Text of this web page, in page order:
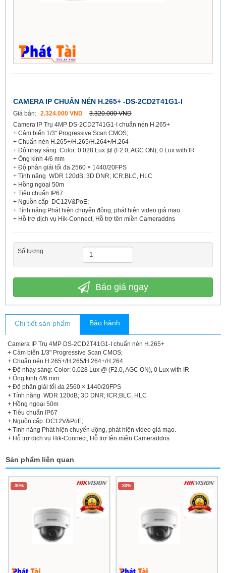
CAMERA IP CHUẨN NÉN H.265+ -DS-2CD2T41G1-I
Giá bán: 2.324.000 VND
3.320.000 VND
Camera IP Trụ 4MP DS-2CD2T41G1-I chuẩn nén H.265+
+ Cảm biến 1/3" Progressive Scan CMOS;
+ Chuẩn nén H.265+/H.265/H.264+/H.264
+ Độ nhạy sáng: Color: 0.028 Lux @ (F2.0, AGC ON), 0 Lux with IR
+ Ông kinh 4/6 mm
+ Độ phân giải tối đa 2560 × 1440/20FPS
+ Tính năng WDR 120dB; 3D DNR; ICR;BLC, HLC
+ Hồng ngoại 50m
+ Tiêu chuẩn IP67
+ Nguồn cấp DC12V&PoE;
+ Tính năng Phát hiện chuyển động, phát hiện video giả mạo.
+ Hỗ trợ dịch vụ Hik-Connect, Hỗ trợ tên miền Cameraddns
Số lượng
Báo giá ngay
Chi tiết sản phẩm Bảo hành
Camera IP Trụ 4MP DS-2CD2T41G1-I chuẩn nén H.265+
+ Cảm biến 1/3" Progressive Scan CMOS;
+ Chuẩn nén H.265+/H.265/H.264+/H.264
+ Độ nhạy sáng: Color: 0.028 Lux @ (F2.0, AGC ON), 0 Lux with IR
+ Ông kinh 4/6 mm
+ Độ phân giải tối đa 2560 × 1440/20FPS
+ Tính năng WDR 120dB; 3D DNR; ICR;BLC, HLC
+ Hồng ngoại 50m
+ Tiêu chuẩn IP67
+ Nguồn cấp DC12V&PoE;
+ Tính năng Phát hiện chuyển động, phát hiện video giả mạo.
+ Hỗ trợ dịch vụ Hik-Connect, Hỗ trợ tên miền Cameraddns
Sản phẩm liên quan
-30% -30%